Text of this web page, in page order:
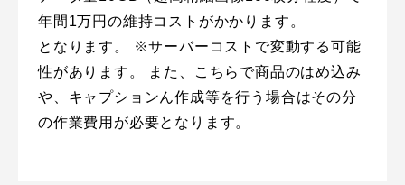
年間1万円の維持コストがかかります。
となります。
※サーバーコストで変動する可能
性があります。
また、こちらで商品のはめ込み
や、キャプションん作成等を行う場合はその分
の作業費用が必要となります。